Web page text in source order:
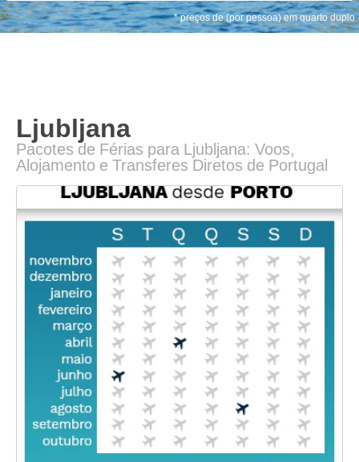
* preços de (por pessoa) em quarto duplo
Ljubljana
Pacotes de Férias para Ljubljana: Voos,
Alojamento e Transferes Diretos de Portugal